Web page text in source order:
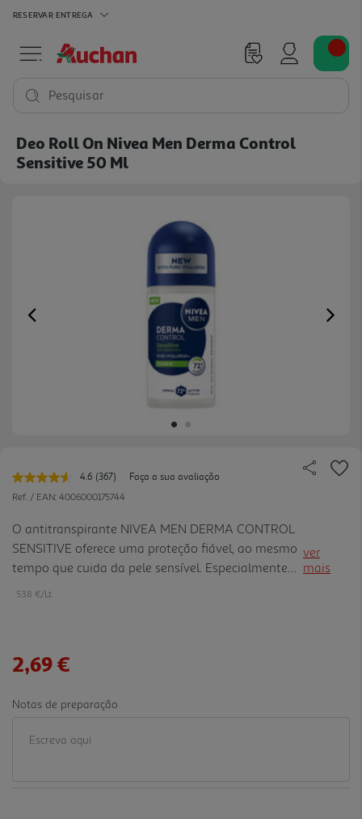
RESERVAR ENTREGA
Pesquisar
Deo Roll On Nivea Men Derma Control
Sensitive 50 Ml
Previous
4.6 Leu
367
Link
para
a
mesma
página.
(367)
Faça a sua avaliação
Ref. / EAN: 4006000175744
O antitranspirante NIVEA MEN DERMA CONTROL
SENSITIVE oferece uma proteção fiável, ao mesmo
tempo que cuida da pele sensível. Especialmente
formulado com Hialurónio Puro e Vitamina E,
comprovada dermatologicamente e não contêm
a proteção Derma 72h Active: os nossos produtos
trabalham com a pele para uma eficácia fiável e
forte c ontra o suor e os odores, com formulações
países, a NIVEA é uma das maiores e mais fiáveis
ver
mais
53.8 €/Lt
2,69 €
Notas de preparação